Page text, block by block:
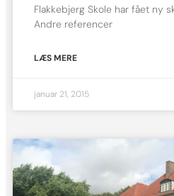
Flakkebjerg Skole har fået ny
Andre referencer
LÆS MERE
januar 21, 2015